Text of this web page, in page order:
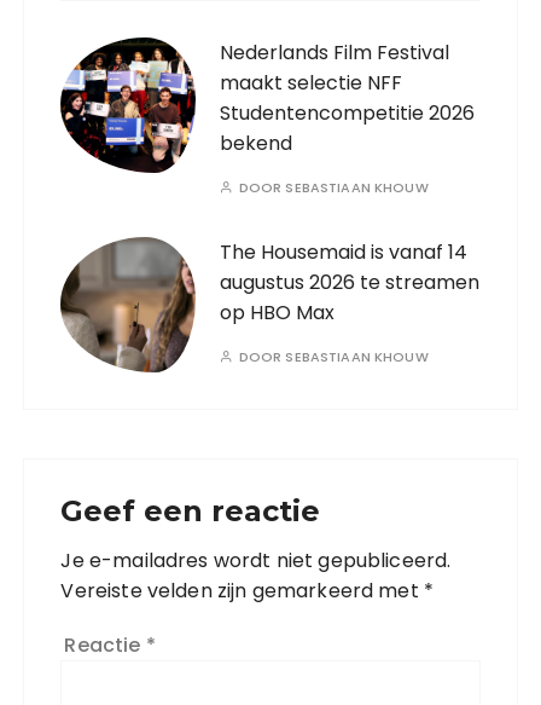
Nederlands Film Festival
maakt selectie NFF
Studentencompetitie 2026
bekend
DOOR SEBASTIAAN KHOUW
The Housemaid is vanaf 14
augustus 2026 te streamen
op HBO Max
DOOR SEBASTIAAN KHOUW
Geef een reactie
Je e-mailadres wordt niet gepubliceerd.
Vereiste velden zijn gemarkeerd met *
Reactie *